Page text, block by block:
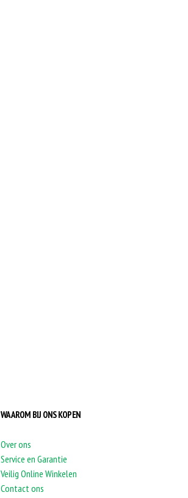
WAAROM BIJ ONS KOPEN
Over ons
Service en Garantie
Veilig Online Winkelen
Contact ons